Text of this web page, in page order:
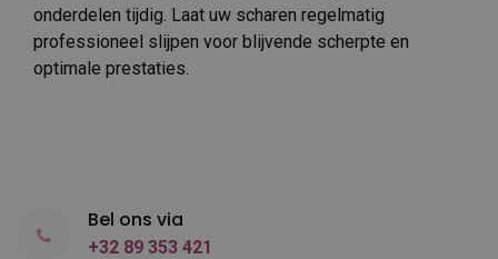
onderdelen tijdig. Laat uw scharen regelmatig
professioneel slijpen voor blijvende scherpte en
optimale prestaties.
Bel ons via
+32 89 353 421